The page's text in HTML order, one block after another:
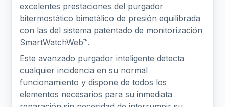
excelentes prestaciones del purgador
bitermostático bimetálico de presión equilibrada
con las del sistema patentado de monitorización
SmartWatchWeb™.
Este avanzado purgador inteligente detecta
cualquier incidencia en su normal
funcionamiento y dispone de todos los
elementos necesarios para su inmediata